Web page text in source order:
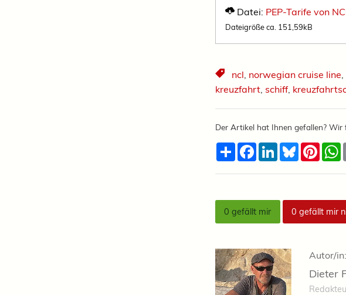
Datei: PEP-Tarife von
Dateigröße ca. 151,59kB
ncl, norwegian cruise line,
kreuzfahrt, schiff,
Der Artikel hat Ihnen gefallen? Wir
TeilenFacebook
LinkedInBluesky
0 gefällt mir 0 gefällt mir
Autor/in:
Dieter